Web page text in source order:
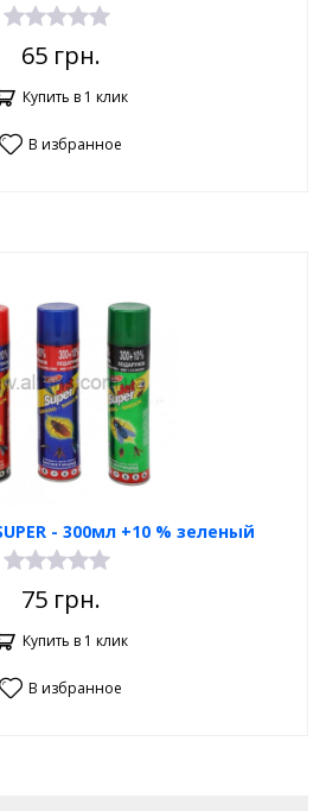
65грн.
Купить в 1 клик
В избранное
- 300мл +10 % зеленый
75грн.
Купить в 1 клик
В избранное